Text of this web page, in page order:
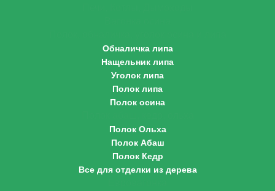
Обналичка липа
Нащельник липа
Уголок липа
Полок липа
Полок осина
Полок Ольха
Полок Абаш
Полок Кедр
Все для отделки из дерева